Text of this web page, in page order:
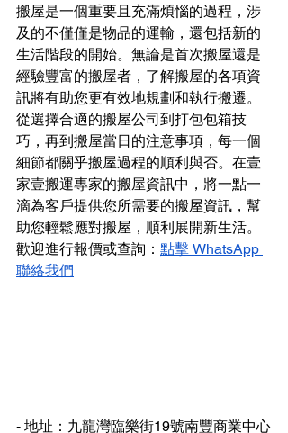
搬屋是一個重要且充滿煩惱的過程，涉
及的不僅僅是物品的運輸，還包括新的
生活階段的開始。無論是首次搬屋還是
經驗豐富的搬屋者，了解搬屋的各項資
訊將有助您更有效地規劃和執行搬遷。
從選擇合適的搬屋公司到打包包箱技
巧，再到搬屋當日的注意事項，每一個
細節都關乎搬屋過程的順利與否。在壹
家壹搬運專家的搬屋資訊中，將一點一
滴為客戶提供您所需要的搬屋資訊，幫
助您輕鬆應對搬屋，順利展開新生活。
歡迎進行報價或查詢： 點擊 WhatsApp
聯絡我們
- 地址：九龍灣臨樂街19號南豐商業中心